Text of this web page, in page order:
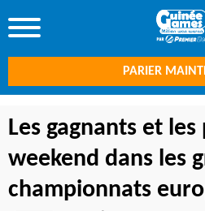
PARIER
Les gagnants et
weekend dans les
championnats